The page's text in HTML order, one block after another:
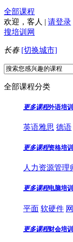
全部课程
欢迎， 客人 | 请登录
搜培训网
长春 [切换城市]
全部课程分类
更多课程外语培训
英语雅思 德语
更多课程资格培训
人力资源管理
更多课程电脑培训
平面 软硬件
更多课程财会培训